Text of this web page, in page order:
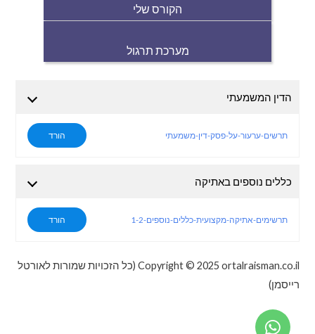
הקורס שלי
מערכת תרגול
הדין המשמעתי
תרשים-ערעור-על-פסק-דין-משמעתי הורד
כללים נוספים באתיקה
תרשימים-אתיקה-מקצועית-כללים-נוספים-1-2 הורד
Copyright © 2025 ortalraisman.co.il (כל הזכויות שמורות לאורטל
רייסמן)